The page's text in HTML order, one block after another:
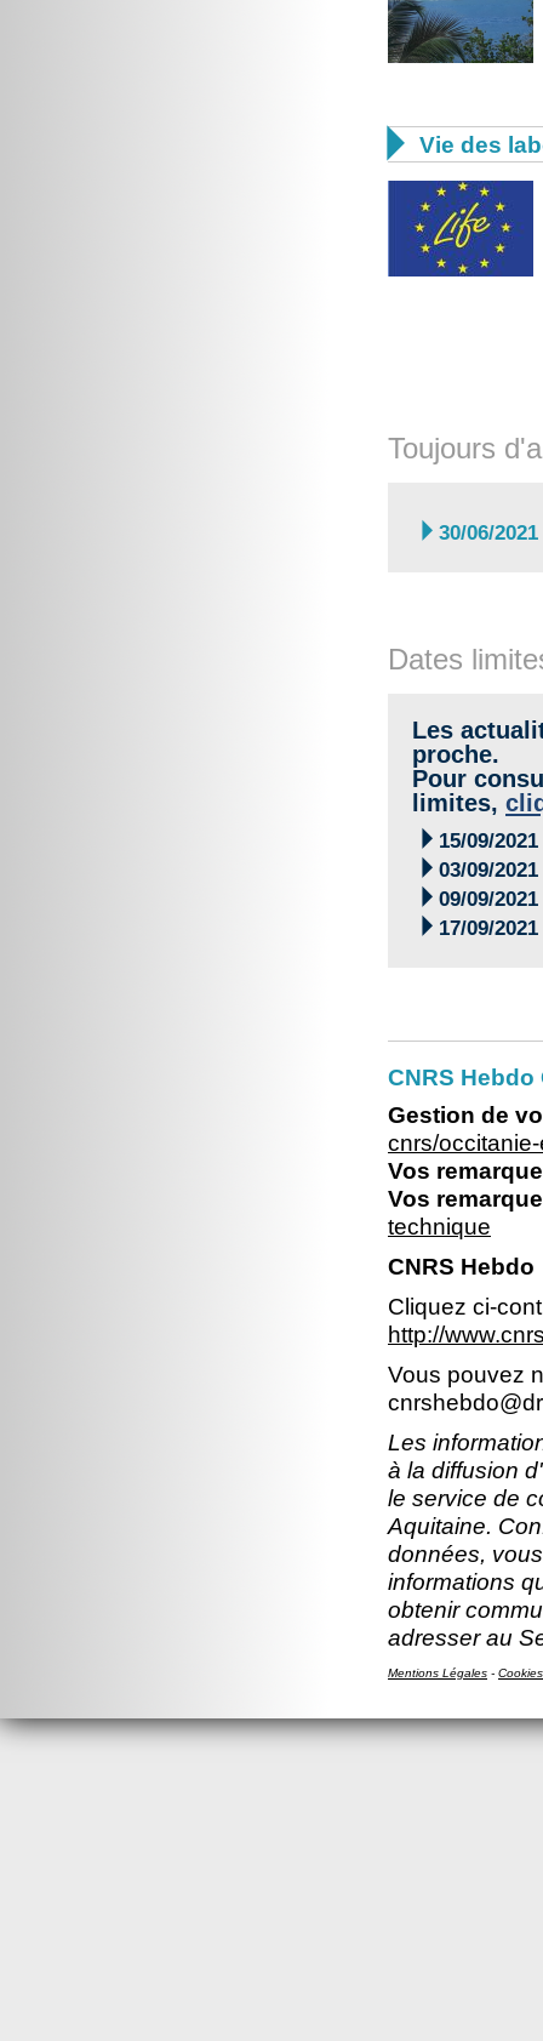
 Vie des
Toujours
 30/06/2021
Dates
Les
proche.
Pour
limites,
 15/09/2021
 03/09/2021
 09/09/2021
 17/09/2021
CNRS
Gestion de
cnrs/
Vos
Vos
technique
CNRS Hebdo
Cliquez ci-
http://
Vous pouvez
Les
à la diffusion
le service de
Aquitaine.
données,
informations
obtenir
adresser au
Mentions Légales - Cookies